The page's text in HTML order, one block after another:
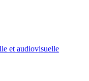
et audiovisuelle